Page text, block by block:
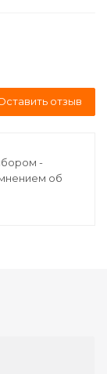
отзыв
-
об